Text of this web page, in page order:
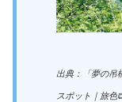
出典：「夢の吊
スポット｜旅色